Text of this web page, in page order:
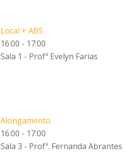
Local + ABS
16:00 - 17:00
Sala 1 - Profª Evelyn Farias
Alongamento
16:00 - 17:00
Sala 3 - Profª. Fernanda Abrantes